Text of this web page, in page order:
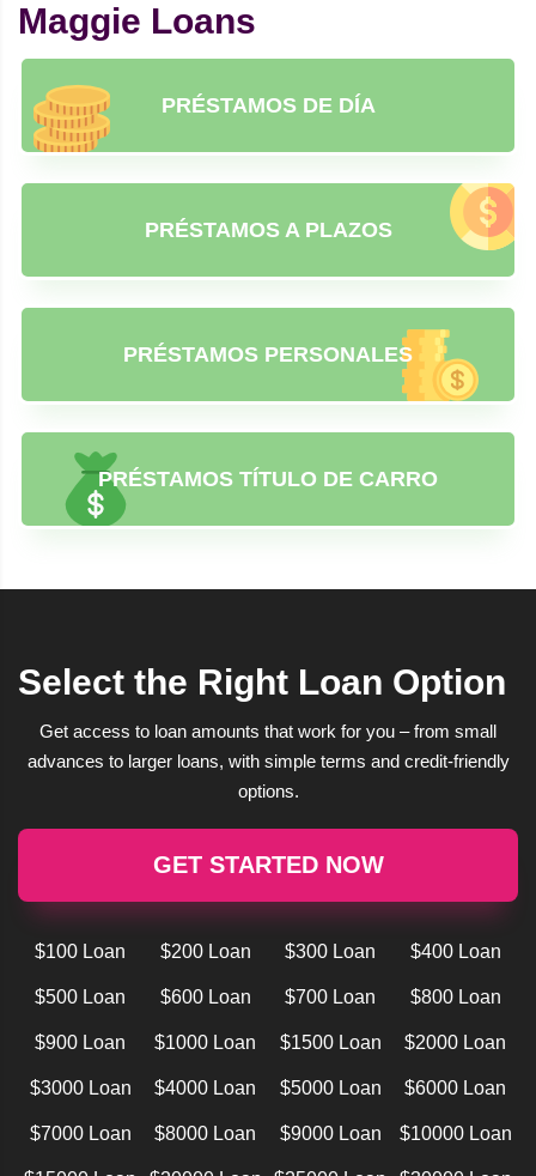
Maggie Loans
PRÉSTAMOS DE DÍA
PRÉSTAMOS A PLAZOS
PRÉSTAMOS PERSONALES
PRÉSTAMOS TÍTULO DE CARRO
Select the Right Loan Option
Get access to loan amounts that work for you – from small
advances to larger loans, with simple terms and credit-friendly
options.
GET STARTED NOW
$100 Loan $200 Loan $300 Loan $400 Loan
$500 Loan $600 Loan $700 Loan $800 Loan
$900 Loan $1000 Loan $1500 Loan $2000 Loan
$3000 Loan $4000 Loan $5000 Loan $6000 Loan
$7000 Loan $8000 Loan $9000 Loan $10000 Loan